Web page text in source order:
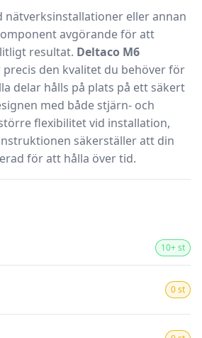
nätverksinstallationer eller annan
avgörande för att
resultat. Deltaco M6
den kvalitet du behöver för
delar hålls på plats på ett säkert
med både stjärn- och
flexibilitet vid installation,
säkerställer att din
för att hålla över tid.
10+ st
0 st